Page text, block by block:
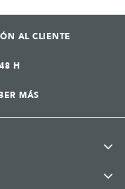
AL CLIENTE
H
MÁS